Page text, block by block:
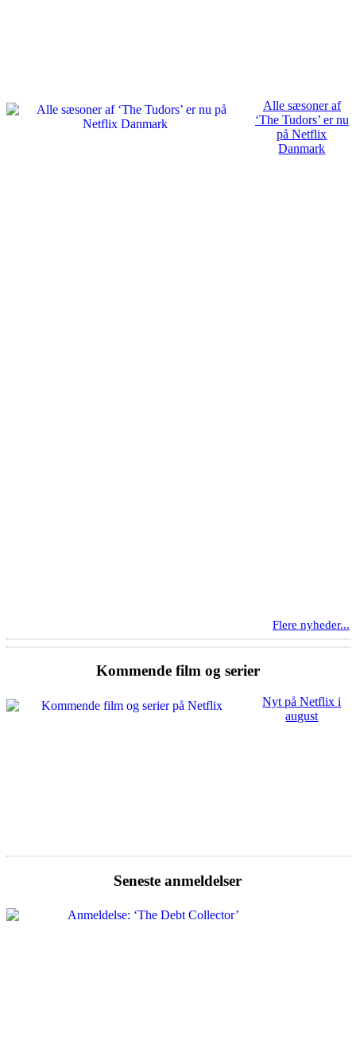
Alle sæsoner af
‘The Tudors’ er nu
på Netflix
Danmark
Flere nyheder...
Kommende film og serier
Nyt på Netflix i
august
Seneste anmeldelser